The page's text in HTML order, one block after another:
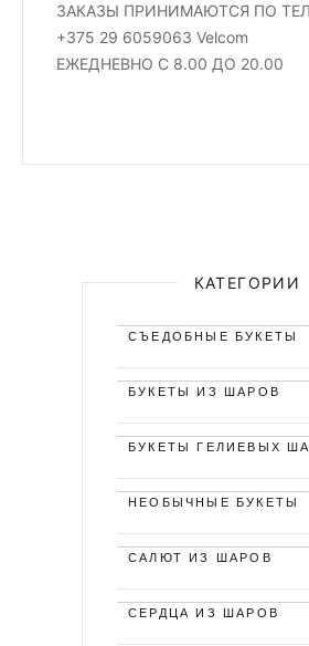
ЗАКАЗЫ ПРИНИМАЮТСЯ ПО
+375 29 6059063 Velcom
ЕЖЕДНЕВНО С 8.00 ДО 20.00
КАТЕГОРИИ
СЪЕДОБНЫЕ БУКЕТЫ
БУКЕТЫ ИЗ ШАРОВ
БУКЕТЫ ГЕЛИЕВЫХ
НЕОБЫЧНЫЕ БУКЕТЫ
САЛЮТ ИЗ ШАРОВ
СЕРДЦА ИЗ ШАРОВ